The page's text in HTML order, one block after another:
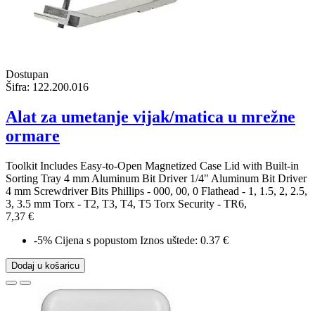
Dostupan
Šifra: 122.200.016
Alat za umetanje vijak/matica u mrežne
ormare
Toolkit Includes Easy-to-Open Magnetized Case Lid with Built-in
Sorting Tray 4 mm Aluminum Bit Driver 1/4" Aluminum Bit Driver
4 mm Screwdriver Bits Phillips - 000, 00, 0 Flathead - 1, 1.5, 2, 2.5,
3, 3.5 mm Torx - T2, T3, T4, T5 Torx Security - TR6,
7,37 €
-5% Cijena s popustom Iznos uštede: 0.37 €
Dodaj u košaricu